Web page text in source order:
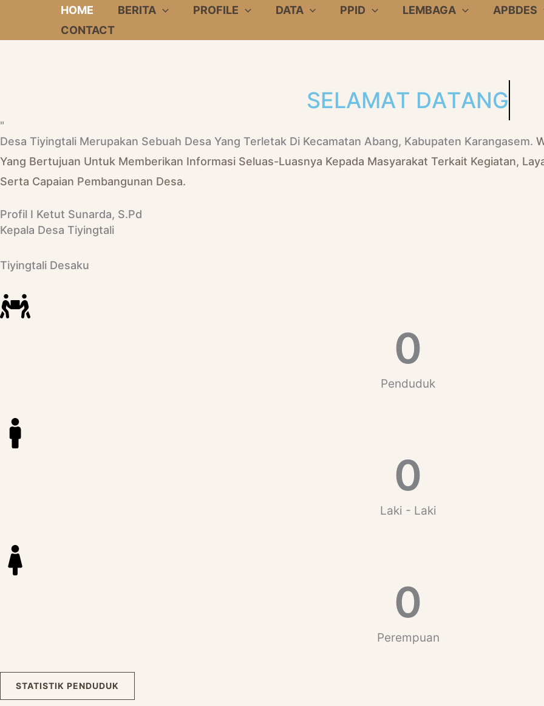
HOME BERITA PROFILE DATA PPID LEMBAGA
APBDES
CONTACT
SELAMAT DATANG
"
Desa Tiyingtali Merupakan Sebuah Desa Yang Terletak Di Kecamatan Abang, Kabupaten Karangasem.
Yang Bertujuan Untuk Memberikan Informasi Seluas-Luasnya Kepada Masyarakat Terkait Kegiatan,
Serta Capaian Pembangunan Desa.
Profil I Ketut Sunarda, S.Pd
Kepala Desa Tiyingtali
Tiyingtali Desaku
Penduduk
0
Laki - Laki
0
Perempuan
0
STATISTIK PENDUDUK